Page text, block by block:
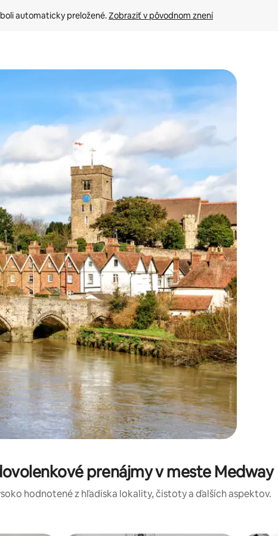
automaticky preložené. Zobraziť v pôvodnom znení
so šípkami nahor a nadol alebo ich preskúmať pomocou
prenájmy v meste Medway
hodnotené z hľadiska lokality, čistoty a ďalších aspektov.